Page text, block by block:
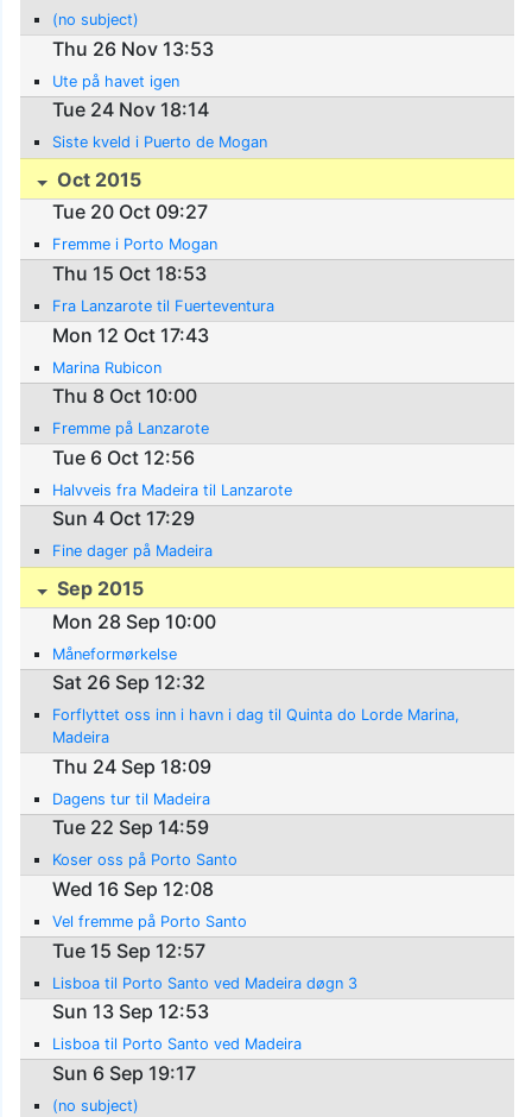
(no subject)
Thu 26 Nov 13:53
Ute på havet igen
Tue 24 Nov 18:14
Siste kveld i Puerto de Mogan
Oct 2015
Tue 20 Oct 09:27
Fremme i Porto Mogan
Thu 15 Oct 18:53
Fra Lanzarote til Fuerteventura
Mon 12 Oct 17:43
Marina Rubicon
Thu 8 Oct 10:00
Fremme på Lanzarote
Tue 6 Oct 12:56
Halvveis fra Madeira til Lanzarote
Sun 4 Oct 17:29
Fine dager på Madeira
Sep 2015
Mon 28 Sep 10:00
Måneformørkelse
Sat 26 Sep 12:32
Forflyttet oss inn i havn i dag til Quinta do Lorde Marina,
Madeira
Thu 24 Sep 18:09
Dagens tur til Madeira
Tue 22 Sep 14:59
Koser oss på Porto Santo
Wed 16 Sep 12:08
Vel fremme på Porto Santo
Tue 15 Sep 12:57
Lisboa til Porto Santo ved Madeira døgn 3
Sun 13 Sep 12:53
Lisboa til Porto Santo ved Madeira
Sun 6 Sep 19:17
(no subject)